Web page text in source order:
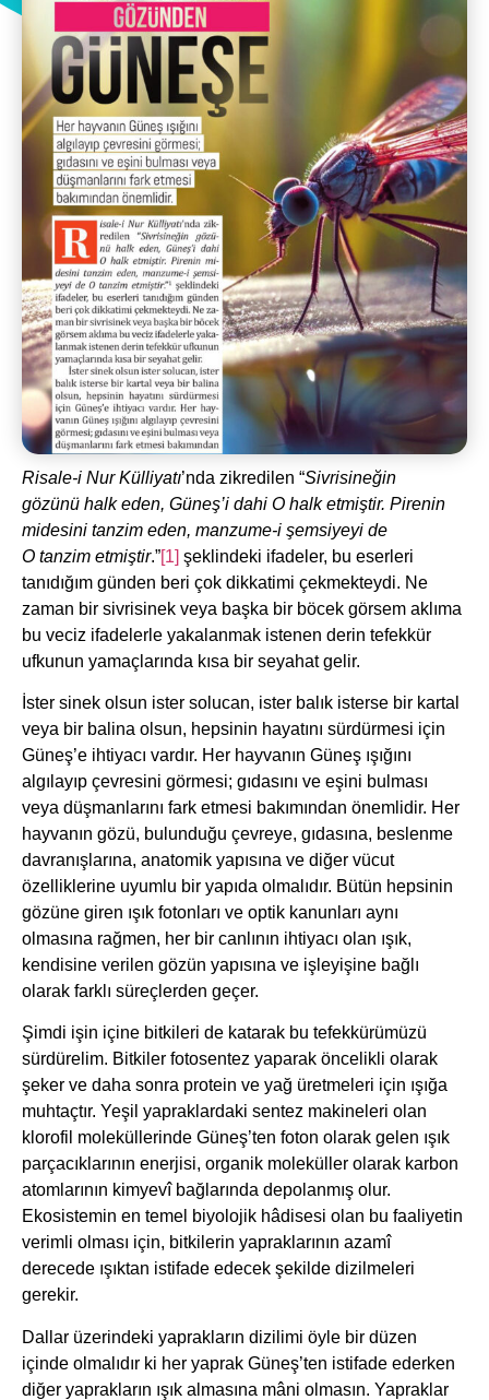
Risale-i Nur Külliyatı’nda zikredilen “Sivrisineğin
gözünü halk eden, Güneş’i dahi O halk etmiştir. Pirenin
midesini tanzim eden, manzume-i şemsiyeyi de
O tanzim etmiştir.”[1] şeklindeki ifadeler, bu eserleri
tanıdığım günden beri çok dikkatimi çekmekteydi. Ne
zaman bir sivrisinek veya başka bir böcek görsem aklıma
bu veciz ifadelerle yakalanmak istenen derin tefekkür
ufkunun yamaçlarında kısa bir seyahat gelir.
İster sinek olsun ister solucan, ister balık isterse bir kartal
veya bir balina olsun, hepsinin hayatını sürdürmesi için
Güneş’e ihtiyacı vardır. Her hayvanın Güneş ışığını
algılayıp çevresini görmesi; gıdasını ve eşini bulması
veya düşmanlarını fark etmesi bakımından önemlidir. Her
hayvanın gözü, bulunduğu çevreye, gıdasına, beslenme
davranışlarına, anatomik yapısına ve diğer vücut
özelliklerine uyumlu bir yapıda olmalıdır. Bütün hepsinin
gözüne giren ışık fotonları ve optik kanunları aynı
olmasına rağmen, her bir canlının ihtiyacı olan ışık,
kendisine verilen gözün yapısına ve işleyişine bağlı
olarak farklı süreçlerden geçer.
Şimdi işin içine bitkileri de katarak bu tefekkürümüzü
sürdürelim. Bitkiler fotosentez yaparak öncelikli olarak
şeker ve daha sonra protein ve yağ üretmeleri için ışığa
muhtaçtır. Yeşil yapraklardaki sentez makineleri olan
klorofil moleküllerinde Güneş’ten foton olarak gelen ışık
parçacıklarının enerjisi, organik moleküller olarak karbon
atomlarının kimyevî bağlarında depolanmış olur.
Ekosistemin en temel biyolojik hâdisesi olan bu faaliyetin
verimli olması için, bitkilerin yapraklarının azamî
derecede ışıktan istifade edecek şekilde dizilmeleri
gerekir.
Dallar üzerindeki yaprakların dizilimi öyle bir düzen
içinde olmalıdır ki her yaprak Güneş’ten istifade ederken
diğer yaprakların ışık almasına mâni olmasın. Yapraklar